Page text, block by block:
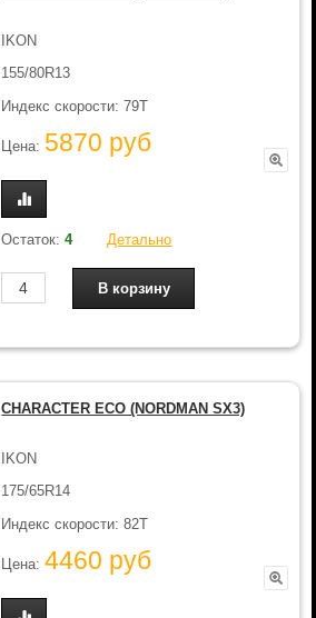
IKON
155/80R13
Индекс скорости: 79T
Цена: 5870 руб
Остаток:4 Детально
CHARACTER ECO (NORDMAN SX3)
IKON
175/65R14
Индекс скорости: 82T
Цена:4460 руб